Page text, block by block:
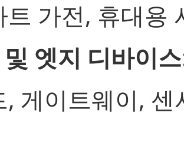
트 가전, 휴대용
엣지 디바이스
, 게이트웨이, 센